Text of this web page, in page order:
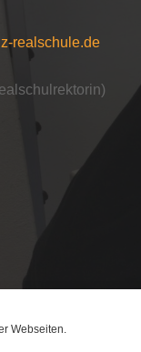
Webseiten.
realschule.de